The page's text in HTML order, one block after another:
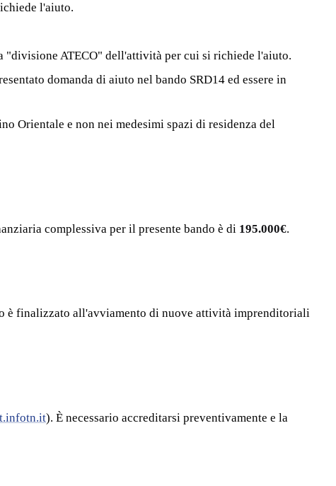
l'aiuto.
"divisione ATECO" dell'attività per cui si richiede l'aiuto.
domanda di aiuto nel bando SRD14 ed essere in
Orientale e non nei medesimi spazi di residenza del
complessiva per il presente bando è di 195.000€.
è finalizzato all'avviamento di nuove attività imprenditoriali
). È necessario accreditarsi preventivamente e la